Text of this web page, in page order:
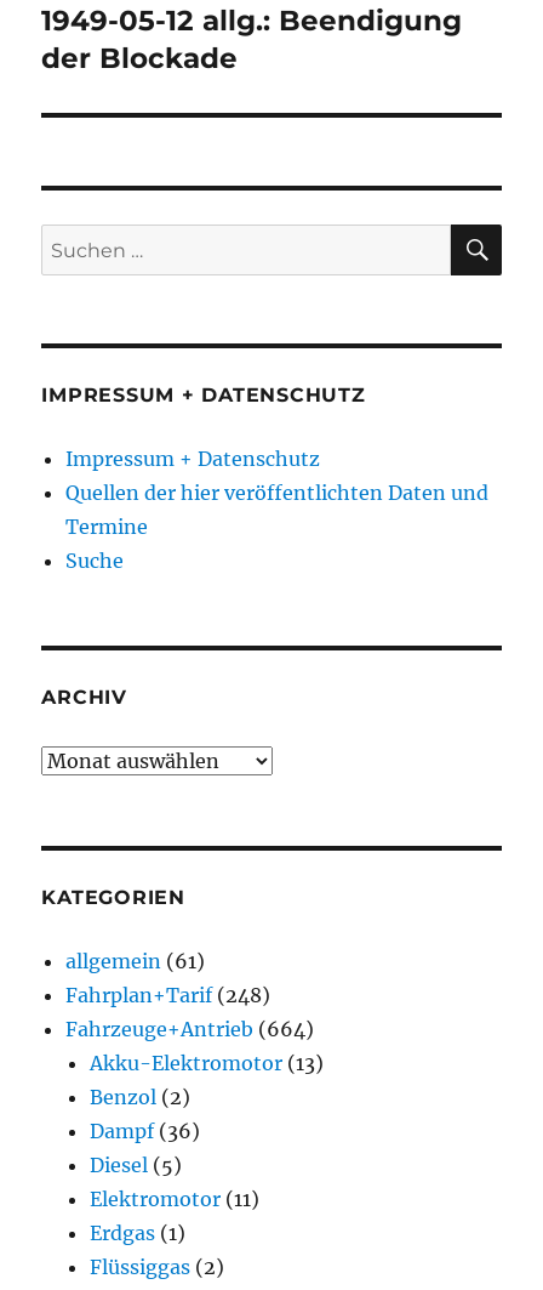
Nächster
Beitrag:
1949-05-12 allg.: Beendigung
der Blockade
Suchen
nach:
IMPRESSUM + DATENSCHUTZ
Impressum + Datenschutz
Quellen der hier veröffentlichten Daten und
Termine
Suche
ARCHIV
Archiv
KATEGORIEN
allgemein (61)
Fahrplan+Tarif(248)
Fahrzeuge+Antrieb (664)
Akku-Elektromotor (13)
Benzol (2)
Dampf(36)
Diesel (5)
Elektromotor (11)
Erdgas (1)
Flüssiggas (2)